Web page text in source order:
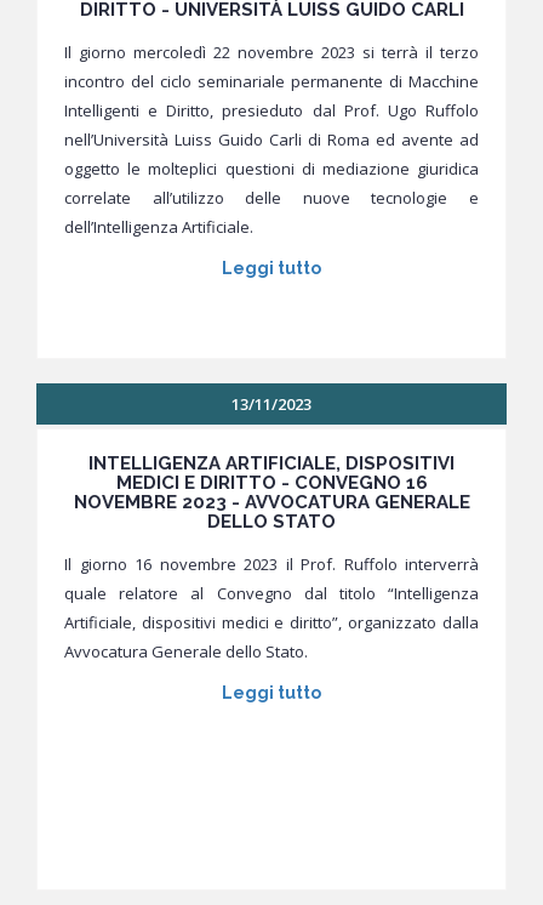
DIRITTO - UNIVERSITÀ LUISS GUIDO CARLI
Il giorno mercoledì 22 novembre 2023 si terrà il terzo
incontro del ciclo seminariale permanente di Macchine
Intelligenti e Diritto, presieduto dal Prof. Ugo Ruffolo
nell’Università Luiss Guido Carli di Roma ed avente ad
oggetto le molteplici questioni di mediazione giuridica
correlate all’utilizzo delle nuove tecnologie e
dell’Intelligenza Artificiale.
Leggi tutto
13/11/2023
INTELLIGENZA ARTIFICIALE, DISPOSITIVI
MEDICI E DIRITTO - CONVEGNO 16
NOVEMBRE 2023 - AVVOCATURA GENERALE
DELLO STATO
Il giorno 16 novembre 2023 il Prof. Ruffolo interverrà
quale relatore al Convegno dal titolo “Intelligenza
Artificiale, dispositivi medici e diritto”, organizzato dalla
Avvocatura Generale dello Stato.
Leggi tutto